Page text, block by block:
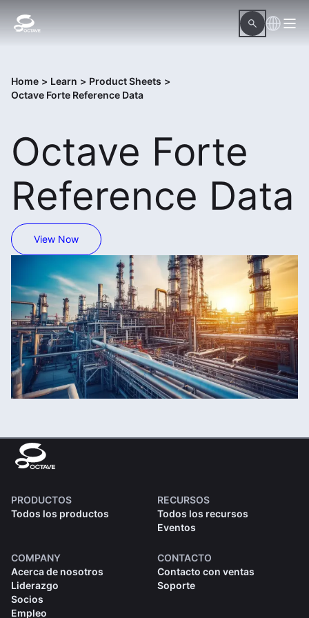
Home > Learn > Product Sheets >
Octave Forte Reference Data
Octave Forte
Reference Data
View Now
PRODUCTOS
Todos los productos
RECURSOS
Todos los recursos
Eventos
COMPANY
Acerca de nosotros
Liderazgo
Socios
Empleo
CONTACTO
Contacto con ventas
Soporte